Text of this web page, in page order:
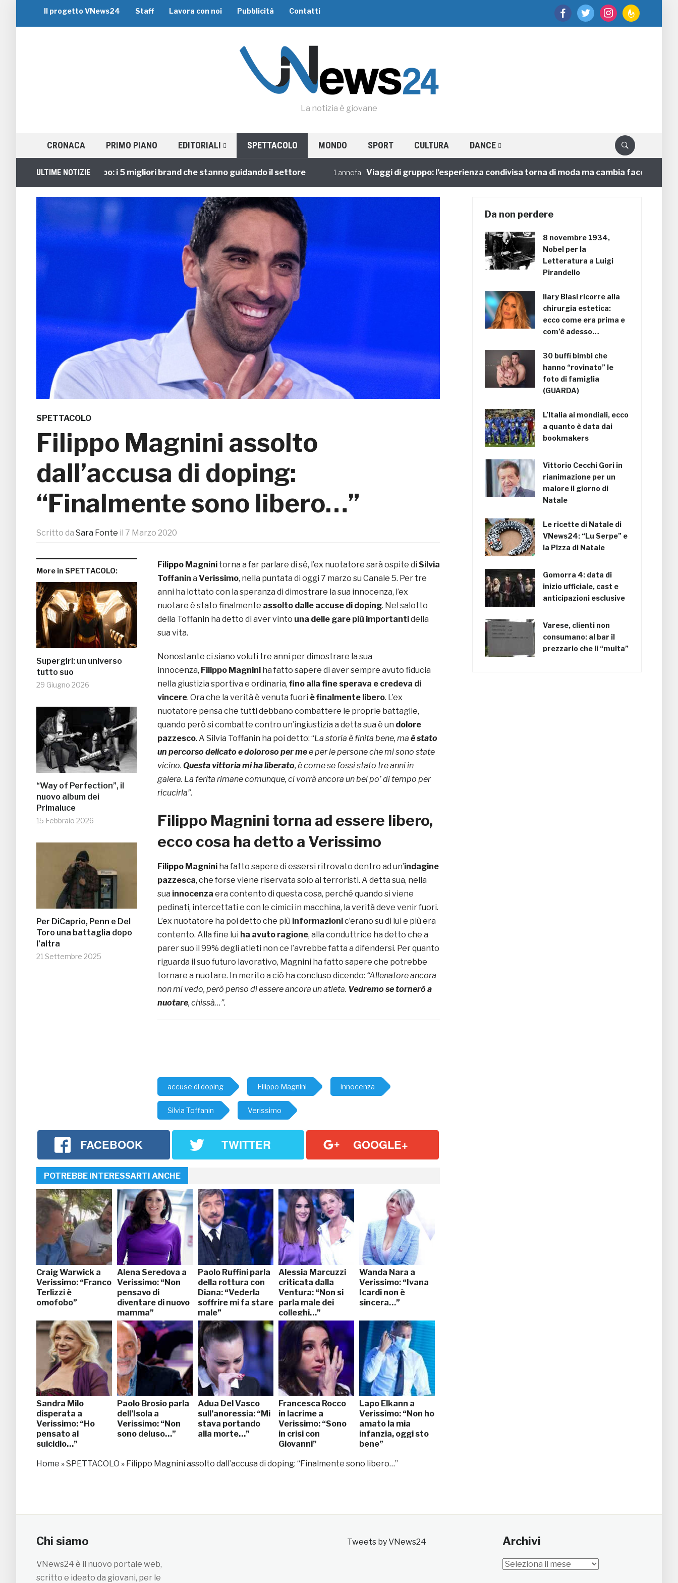
facebooktwitter instagramfeedburner
Il progetto VNews24 Staff Lavora con noi Pubblicità Contatti
La notizia è giovane
CRONACA PRIMO PIANO EDITORIALI SPETTACOLO MONDO SPORT CULTURA DANCE
ULTIME NOTIZIE
Viaggi di Gruppo: i 5 migliori brand che stanno guidando il settore 1 annofa Viaggi di gruppo: l’esperienza condivisa torna di moda ma cambia faccia
SPETTACOLO
Filippo Magnini assolto
dall’accusa di doping:
“Finalmente sono libero…”
Scritto da Sara Fonte il 7 Marzo 2020
More in SPETTACOLO:
Supergirl: un universo
tutto suo
29 Giugno 2026
“Way of Perfection”, il
nuovo album dei
Primaluce
15 Febbraio 2026
Per DiCaprio, Penn e Del
Toro una battaglia dopo
l’altra
21 Settembre 2025
Filippo Magnini torna a far parlare di sé, l’ex nuotatore sarà ospite di Silvia
Toffanin a Verissimo, nella puntata di oggi 7 marzo su Canale 5. Per tre
anni ha lottato con la speranza di dimostrare la sua innocenza, l’ex
nuotare è stato finalmente assolto dalle accuse di doping. Nel salotto
della Toffanin ha detto di aver vinto una delle gare più importantidella
sua vita.
Nonostante ci siano voluti tre anni per dimostrare la sua
innocenza, Filippo Magnini ha fatto sapere di aver sempre avuto fiducia
nella giustizia sportiva e ordinaria, fino alla fine sperava e credeva di
vincere. Ora che la verità è venuta fuori è finalmente libero. L’ex
nuotatore pensa che tutti debbano combattere le proprie battaglie,
quando però si combatte contro un’ingiustizia a detta sua è un dolore
pazzesco. A Silvia Toffanin ha poi detto: “La storia è finita bene, ma è stato
un percorso delicato e doloroso per mee per le persone che mi sono state
vicino. Questa vittoria mi ha liberato, è come se fossi stato tre anni in
galera. La ferita rimane comunque, ci vorrà ancora un bel po’ di tempo per
ricucirla”.
Filippo Magnini torna ad essere libero,
ecco cosa ha detto a Verissimo
Filippo Magnini ha fatto sapere di essersi ritrovato dentro ad un’indagine
pazzesca, che forse viene riservata solo ai terroristi. A detta sua, nella
sua innocenza era contento di questa cosa, perché quando si viene
pedinati, intercettati e con le cimici in macchina, la verità deve venir fuori.
L’ex nuotatore ha poi detto che più informazionic’erano su di lui e più era
contento. Alla fine lui ha avuto ragione, alla conduttrice ha detto che a
parer suo il 99% degli atleti non ce l’avrebbe fatta a difendersi. Per quanto
riguarda il suo futuro lavorativo, Magnini ha fatto sapere che potrebbe
tornare a nuotare. In merito a ciò ha concluso dicendo: “Allenatore ancora
non mi vedo, però penso di essere ancora un atleta. Vedremo se tornerò a
nuotare, chissà…”.
accuse di doping Filippo Magnini innocenza
Silvia Toffanin Verissimo
FACEBOOK TWITTER GOOGLE+
POTREBBE INTERESSARTI ANCHE
Craig Warwick a
Verissimo: “Franco
Terlizzi è
omofobo”
Alena Seredova a
Verissimo: “Non
pensavo di
diventare di nuovo
mamma”
Paolo Ruffini parla
della rottura con
Diana: “Vederla
soffrire mi fa stare
male”
Alessia Marcuzzi
criticata dalla
Ventura: “Non si
parla male dei
colleghi…”
Wanda Nara a
Verissimo: “Ivana
Icardi non è
sincera…”
Sandra Milo
disperata a
Verissimo: “Ho
pensato al
suicidio…”
Paolo Brosio parla
dell’Isola a
Verissimo: “Non
sono deluso…”
Adua Del Vasco
sull’anoressia: “Mi
stava portando
alla morte…”
Francesca Rocco
in lacrime a
Verissimo: “Sono
in crisi con
Giovanni”
Lapo Elkann a
Verissimo: “Non ho
amato la mia
infanzia, oggi sto
bene”
Home »SPETTACOLO » Filippo Magnini assolto dall’accusa di doping: “Finalmente sono libero…”
Da non perdere
8 novembre 1934,
Nobel per la
Letteratura a Luigi
Pirandello
Ilary Blasi ricorre alla
chirurgia estetica:
ecco come era prima e
com’è adesso…
30 buffi bimbi che
hanno “rovinato” le
foto di famiglia
(GUARDA)
L’Italia ai mondiali, ecco
a quanto è data dai
bookmakers
Vittorio Cecchi Gori in
rianimazione per un
malore il giorno di
Natale
Le ricette di Natale di
VNews24: “Lu Serpe” e
la Pizza di Natale
Gomorra 4: data di
inizio ufficiale, cast e
anticipazioni esclusive
Varese, clienti non
consumano: al bar il
prezzario che li “multa”
Chi siamo
VNews24 è il nuovo portale web,
scritto e ideato da giovani, per le
Tweets by VNews24 Archivi
Archivi